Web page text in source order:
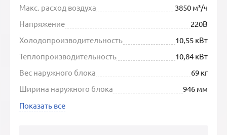
Макс. расход воздуха
3850 м³/ч
Напряжение
220В
Холодопроизводительность
10,55 кВт
Теплопроизводительность
10,84 кВт
Вес наружного блока
69 кг
Ширина наружного блока
946 мм
Показать все